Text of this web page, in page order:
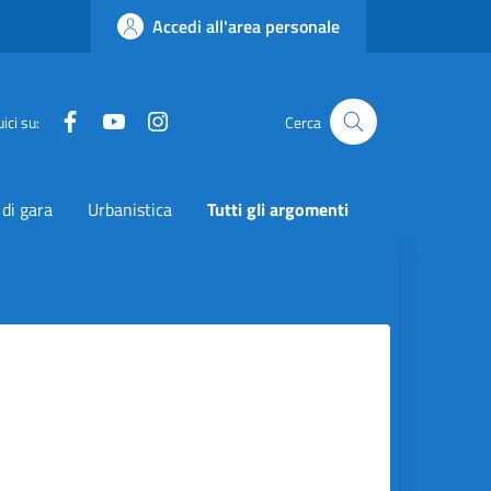
Accedi all'area personale
su: FacebookYouTube Cerca
gara Urbanistica Tutti gli argomenti